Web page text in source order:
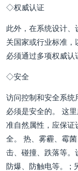
◇权威认证
此外，在系统设计
关国家或行业标准
必须通过多项权威认
◇安全
访问控制和安全系统
必须是安全的。 这
准自然属性，应保证
全。 热、雾霾、霉
击、碰撞、跌落等。
防爆、防触电等。 ;